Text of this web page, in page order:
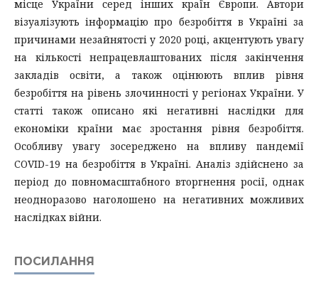
місце України серед інших країн Європи. Автори
візуалізують інформацію про безробіття в Україні за
причинами незайнятості у 2020 році, акцентують увагу
на кількості непрацевлаштованих після закінчення
закладів освіти, а також оцінюють вплив рівня
безробіття на рівень злочинності у регіонах України. У
статті також описано які негативні наслідки для
економіки країни має зростання рівня безробіття.
Особливу увагу зосереджено на впливу пандемії
COVID-19 на безробіття в Україні. Аналіз здійснено за
період до повномасштабного вторгнення росії, однак
неодноразово наголошено на негативних можливих
наслідках війни.
ПОСИЛАННЯ